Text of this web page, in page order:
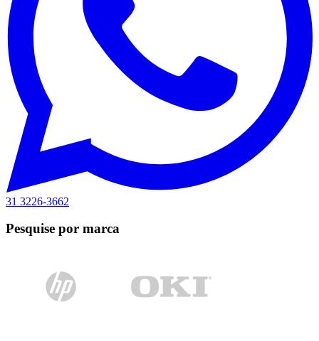
31 3226-3662
Pesquise por marca